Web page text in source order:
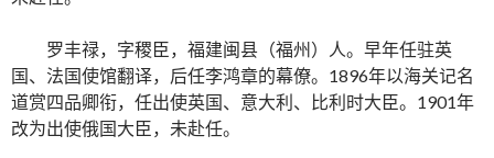
罗丰禄，字稷臣，福建闽县（福州）人。早年任驻英
国、法国使馆翻译，后任李鸿章的幕僚。1896年以海关记名
道赏四品卿衔，任出使英国、意大利、比利时大臣。1901年
改为出使俄国大臣，未赴任。